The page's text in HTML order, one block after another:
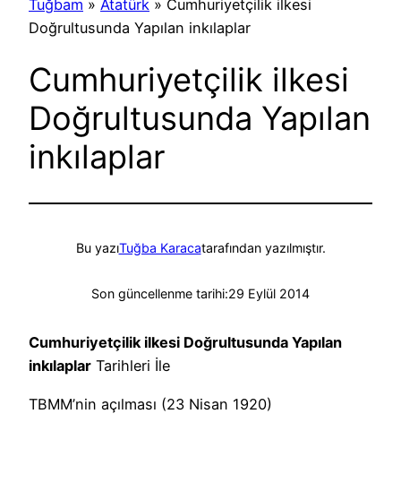
Tuğbam » Atatürk » Cumhuriyetçilik ilkesi
Doğrultusunda Yapılan inkılaplar
Cumhuriyetçilik ilkesi
Doğrultusunda Yapılan
inkılaplar
Bu yazıTuğba Karacatarafından yazılmıştır.
Son güncellenme tarihi:29 Eylül 2014
Cumhuriyetçilik ilkesi Doğrultusunda Yapılan
inkılaplar Tarihleri İle
TBMM’nin açılması (23 Nisan 1920)